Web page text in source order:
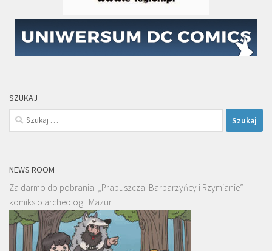
SZUKAJ
Szukaj:
NEWS ROOM
Za darmo do pobrania: „Prapuszcza. Barbarzyńcy i Rzymianie” –
komiks o archeologii Mazur